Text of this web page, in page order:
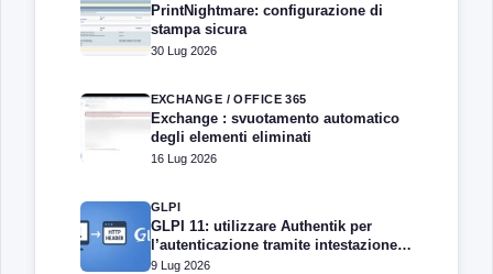
PrintNightmare: configurazione di
stampa sicura
30 Lug 2026
EXCHANGE / OFFICE 365
Exchange : svuotamento automatico
degli elementi eliminati
16 Lug 2026
GLPI
GLPI 11: utilizzare Authentik per
l’autenticazione tramite intestazione
HTTP
9 Lug 2026